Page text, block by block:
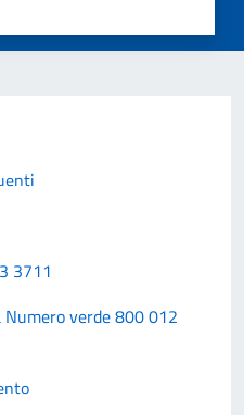
3711
verde 800 012